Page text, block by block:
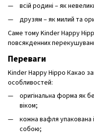
всій родині – як
друзям – як милий та
Саме тому Kinder Happy
повсякденних
Переваги
Kinder Happy Hippo Какао
особливостей:
оригінальна форма як
віком;
кожна вафля упакована
собою;